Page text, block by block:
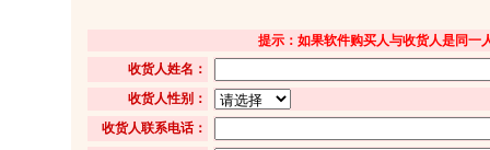
提示：如果软件购买人与收货人是同一
收货人姓名：
收货人性别：
收货人联系电话：